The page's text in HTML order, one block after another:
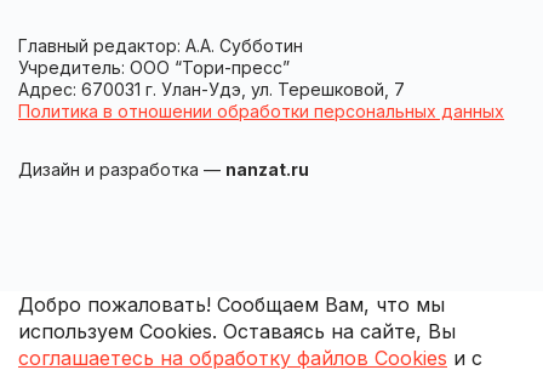
Главный редактор: А.А. Субботин
Учредитель: ООО “Тори-пресс”
Адрес: 670031 г. Улан-Удэ, ул. Терешковой, 7
Политика в отношении обработки персональных данных
Дизайн и разработка — nanzat.ru
Добро пожаловать! Сообщаем Вам, что мы
используем Cookies. Оставаясь на сайте, Вы
соглашаетесь на обработку файлов Cookies и с